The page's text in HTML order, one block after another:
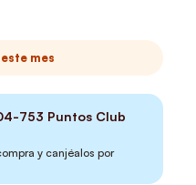
$75.217
mes
753 Puntos Club
y canjéalos por